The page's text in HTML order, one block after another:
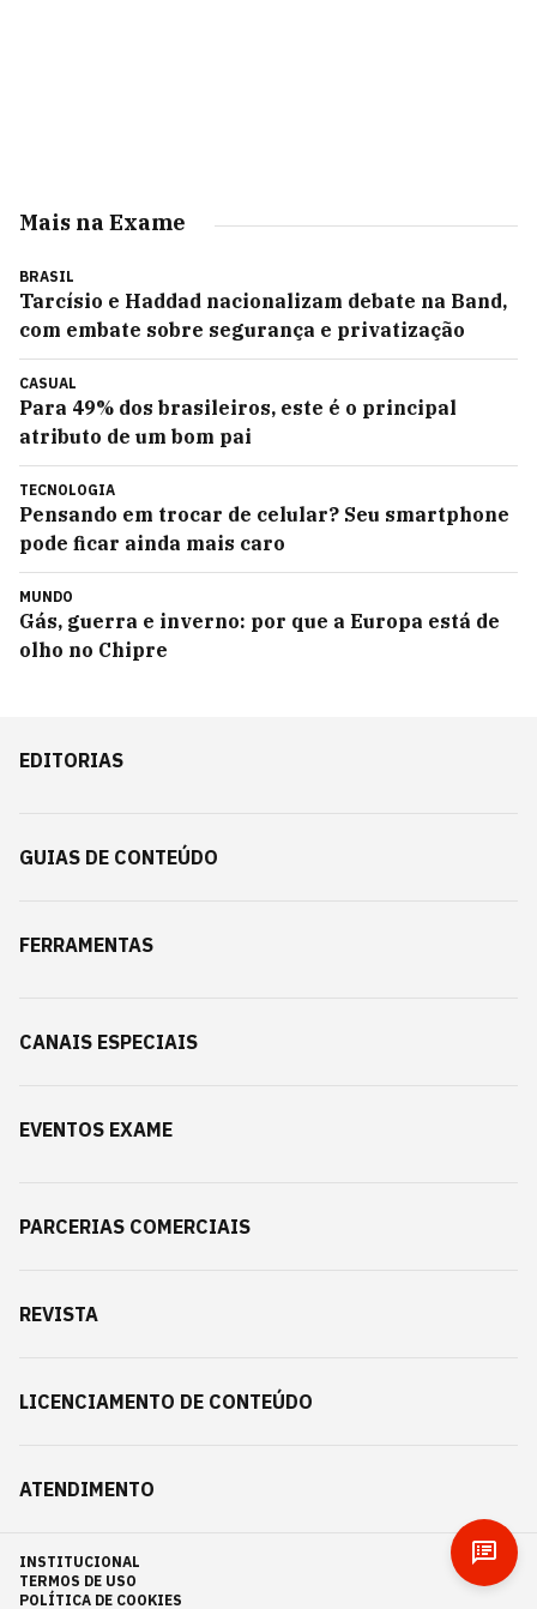
Mais na Exame
BRASIL
Tarcísio e Haddad nacionalizam debate na Band,
com embate sobre segurança e privatização
CASUAL
Para 49% dos brasileiros, este é o principal
atributo de um bom pai
TECNOLOGIA
Pensando em trocar de celular? Seu smartphone
pode ficar ainda mais caro
MUNDO
Gás, guerra e inverno: por que a Europa está de
olho no Chipre
EDITORIAS
GUIAS DE CONTEÚDO
FERRAMENTAS
CANAIS ESPECIAIS
EVENTOS EXAME
PARCERIAS COMERCIAIS
REVISTA
LICENCIAMENTO DE CONTEÚDO
ATENDIMENTO
INSTITUCIONAL
TERMOS DE USO
POLÍTICA DE COOKIES